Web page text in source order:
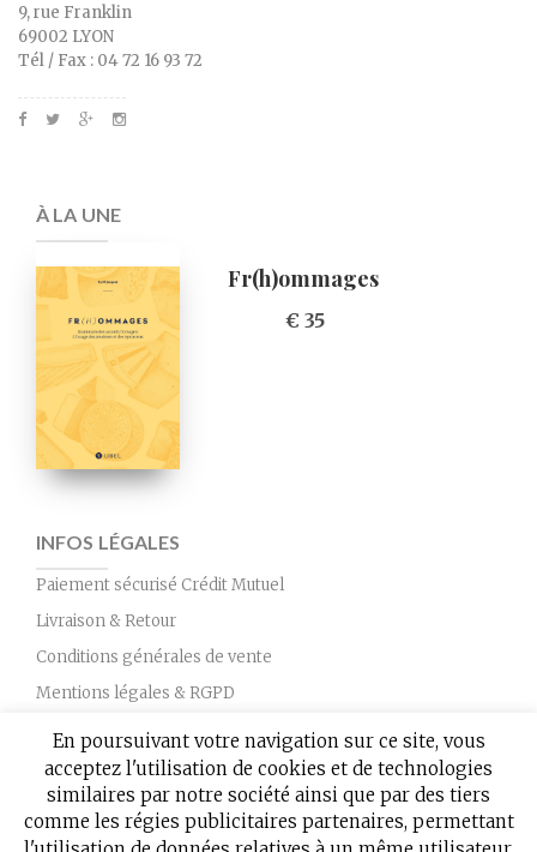
9, rue Franklin
69002 LYON
Tél / Fax : 04 72 16 93 72
À LA UNE
Fr(h)ommages
€ 35
INFOS LÉGALES
Paiement sécurisé Crédit Mutuel
Livraison & Retour
Conditions générales de vente
Mentions légales & RGPD
Nous contacter
En poursuivant votre navigation sur ce site, vous
acceptez l'utilisation de cookies et de technologies
similaires par notre société ainsi que par des tiers
comme les régies publicitaires partenaires, permettant